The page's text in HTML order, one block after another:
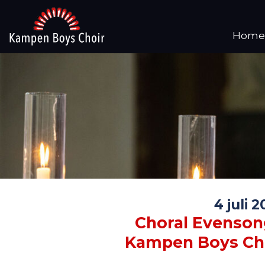
Home
4 juli
Choral
Kampen Boys